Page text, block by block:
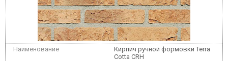
Кирпич ручной формовки Terra
Cotta CRH